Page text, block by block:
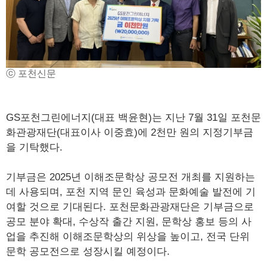
ⓒ 포천신문
GS포천그린에너지(대표 백윤현)는 지난 7월 31일 포천문
화관광재단(대표이사 이중효)에 2천만 원의 지정기부금
을 기탁했다.
기부금은 2025년 이해조문학상 공모전 개최를 지원하는
데 사용되며, 포천 지역 문인 육성과 문화예술 발전에 기
여할 것으로 기대된다. 포천문화관광재단은 기부금으로
공모 분야 확대, 수상작 출간 지원, 문학상 홍보 등의 사
업을 추진해 이해조문학상의 위상을 높이고, 전국 단위
문학 공모전으로 성장시킬 예정이다.